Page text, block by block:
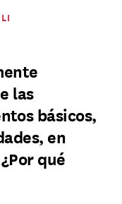
las
básicos,
en
qué